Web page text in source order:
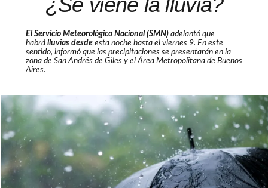
El Servicio Meteorológico Nacional (SMN)adelantó que
habrá lluvias desdeesta noche hasta el viernes 9. En este
sentido, informó que las precipitaciones se presentarán en la
zona de San Andrés de Giles y el Área Metropolitana de Buenos
Aires.